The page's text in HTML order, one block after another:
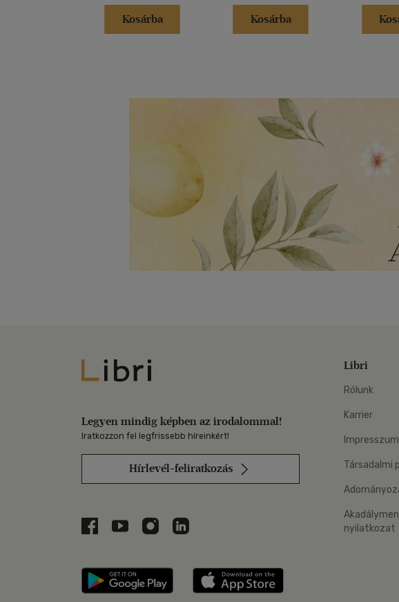
Kosárba
Kosárba
Libri
Legyen mindig képben az irodalommal!
Iratkozzon fel legfrissebb híreinkért!
Hírlevél-feliratkozás
Libri a Facebookon
Libri a Youtube-on
Libri az Instagramon
Libri a LinkedInen
Libri applikáció Szerezd meg: Google Play
Libri
Rólunk
Karrier
Impresszum
Társadalmi
nyilatkozat